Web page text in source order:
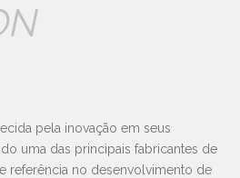
pela inovação em seus
uma das principais fabricantes de
referência no desenvolvimento de